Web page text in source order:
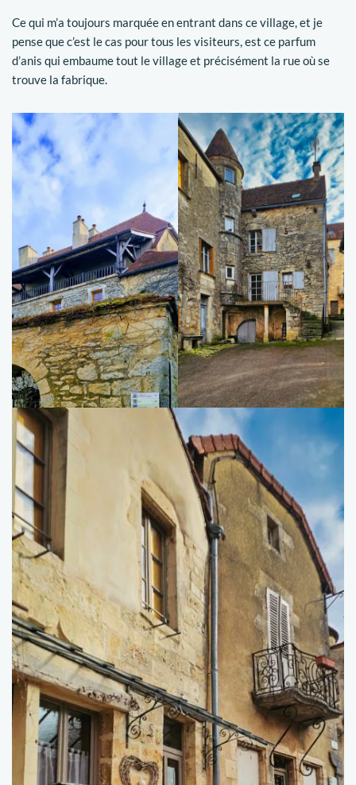
Ce qui m’a toujours marquée en entrant dans ce village, et je
pense que c’est le cas pour tous les visiteurs, est ce parfum
d’anis qui embaume tout le village et précisément la rue où se
trouve la fabrique.